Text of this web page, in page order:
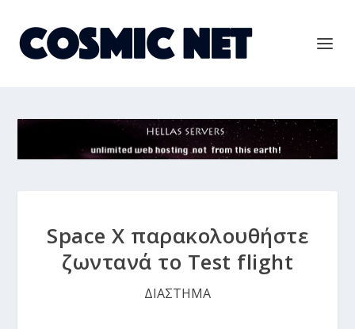
Space X παρακολουθήστε
ζωντανά το Test flight
ΔΙΑΣΤΗΜΑ